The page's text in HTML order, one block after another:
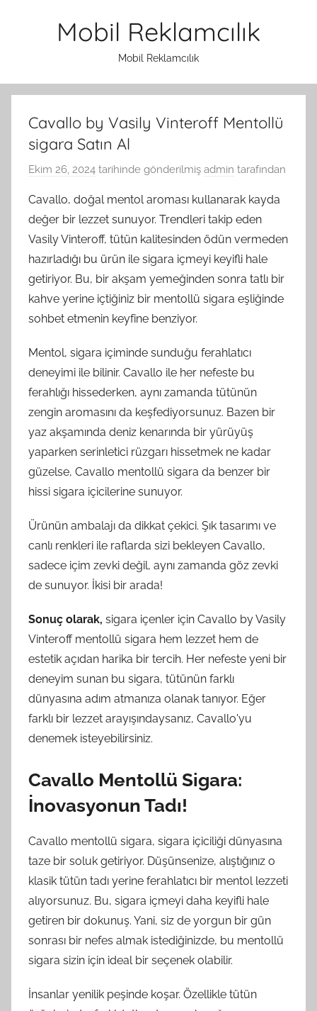
Mobil Reklamcılık
Mobil Reklamcılık
Cavallo by Vasily Vinteroff Mentollü
sigara Satın Al
Ekim 26, 2024 tarihinde gönderilmiş admin tarafından
Cavallo, doğal mentol aroması kullanarak kayda
değer bir lezzet sunuyor. Trendleri takip eden
Vasily Vinteroff, tütün kalitesinden ödün vermeden
hazırladığı bu ürün ile sigara içmeyi keyifli hale
getiriyor. Bu, bir akşam yemeğinden sonra tatlı bir
kahve yerine içtiğiniz bir mentollü sigara eşliğinde
sohbet etmenin keyfine benziyor.
Mentol, sigara içiminde sunduğu ferahlatıcı
deneyimi ile bilinir. Cavallo ile her nefeste bu
ferahlığı hissederken, aynı zamanda tütünün
zengin aromasını da keşfediyorsunuz. Bazen bir
yaz akşamında deniz kenarında bir yürüyüş
yaparken serinletici rüzgarı hissetmek ne kadar
güzelse, Cavallo mentollü sigara da benzer bir
hissi sigara içicilerine sunuyor.
Ürünün ambalajı da dikkat çekici. Şık tasarımı ve
canlı renkleri ile raflarda sizi bekleyen Cavallo,
sadece içim zevki değil, aynı zamanda göz zevki
de sunuyor. İkisi bir arada!
Sonuç olarak, sigara içenler için Cavallo by Vasily
Vinteroff mentollü sigara hem lezzet hem de
estetik açıdan harika bir tercih. Her nefeste yeni bir
deneyim sunan bu sigara, tütünün farklı
dünyasına adım atmanıza olanak tanıyor. Eğer
farklı bir lezzet arayışındaysanız, Cavallo'yu
denemek isteyebilirsiniz.
Cavallo Mentollü Sigara:
İnovasyonun Tadı!
Cavallo mentollü sigara, sigara içiciliği dünyasına
taze bir soluk getiriyor. Düşünsenize, alıştığınız o
klasik tütün tadı yerine ferahlatıcı bir mentol lezzeti
alıyorsunuz. Bu, sigara içmeyi daha keyifli hale
getiren bir dokunuş. Yani, siz de yorgun bir gün
sonrası bir nefes almak istediğinizde, bu mentollü
sigara sizin için ideal bir seçenek olabilir.
İnsanlar yenilik peşinde koşar. Özellikle tütün